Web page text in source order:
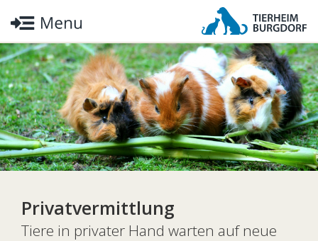
Privatvermittlung
Tiere in privater Hand warten auf neue